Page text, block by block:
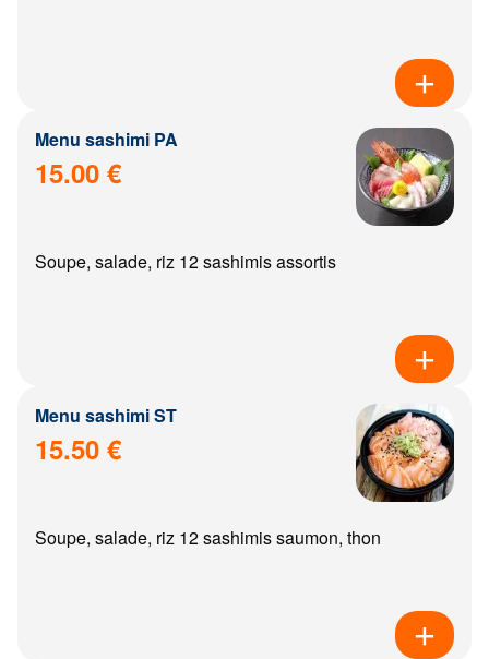
Menu sashimi PA
15.00 €
Soupe, salade, riz 12 sashimis assortis
Menu sashimi ST
15.50 €
Soupe, salade, riz 12 sashimis saumon, thon